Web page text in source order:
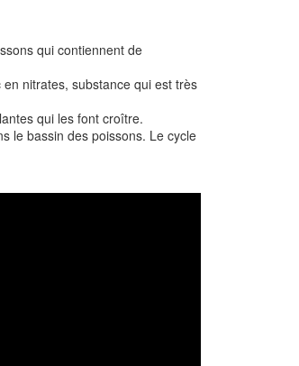
qui contiennent de
nitrates, substance qui est très
qui les font croître.
le bassin des poissons. Le cycle